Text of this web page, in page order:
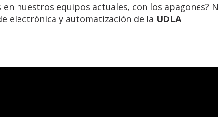
en nuestros equipos actuales, con los apagones?
electrónica y automatización de la UDLA.